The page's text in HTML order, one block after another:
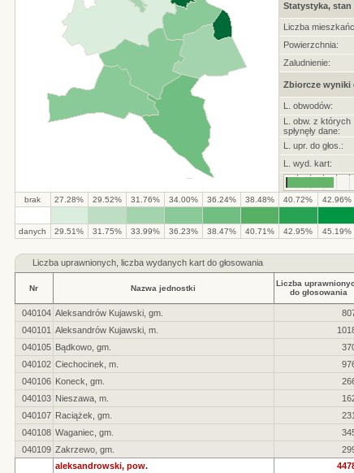
Statystyka, stan
Liczba
Powierzchnia:
Zaludnienie:
Zbiorcze wyniki
L. obwodów:
L. obw. z których
spłynęły dane:
L. upr. do głos.:
L. wyd. kart:
brak 27.28% 29.52% 31.76% 34.00% 36.24% 38.48% 40.72% 42.96%
danych 29.51% 31.75% 33.99% 36.23% 38.47% 40.71% 42.95% 45.19%
Liczbauprawnionych, liczba wydanych kart do głosowania
Nr Nazwa jednostki
Liczba
do głosowania
040104 Aleksandrów Kujawski, gm.
040101 Aleksandrów Kujawski, m.
040105 Bądkowo, gm.
040102 Ciechocinek, m.
040106 Koneck, gm.
040103 Nieszawa, m.
040107 Raciążek, gm.
040108 Waganiec, gm.
040109 Zakrzewo, gm.
aleksandrowski, pow.